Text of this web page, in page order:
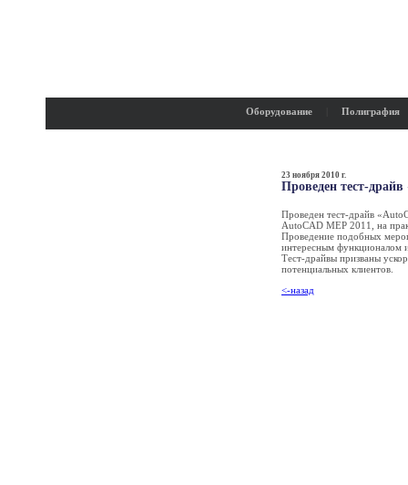
Оборудование Полиграфия
23 ноября 2010 г.
Проведен тест-
Проведен тест-драйв
AutoCAD MEP 2011, на
Проведение подобных
интересным функционалом
Тест-драйвы призваны
потенциальных клиентов.
<-назад